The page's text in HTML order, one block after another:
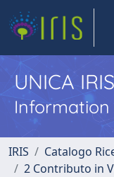
UNICA
Information
IRIS
Catalogo
2 Contributo in